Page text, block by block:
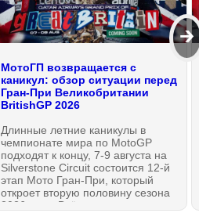
🡲
МотоГП возвращается с
каникул: обзор ситуации перед
Гран-При Великобритании
BritishGP 2026
Длинные летние каникулы в
чемпионате мира по MotoGP
подходят к концу, 7-9 августа на
Silverstone Circuit состоится 12-й
этап Мото Гран-При, который
откроет вторую половину сезона
2026 года. Всё, что нужно знать,